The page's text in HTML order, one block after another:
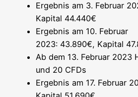
Ergeb­nis am 3. Febru­ar
Kapi­tal 44.440€
Ergeb­nis am 10. Febru­ar
2023: 43.890€, Kapi­tal
Ab dem 13. Febru­ar 2023
und 20 CFDs
Ergeb­nis am 17. Febru­ar